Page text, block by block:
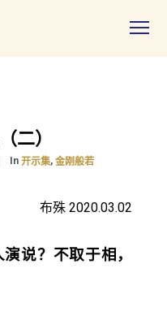
二）
In 开示集, 金刚般若
布殊 2020.03.02
说？不取于相，